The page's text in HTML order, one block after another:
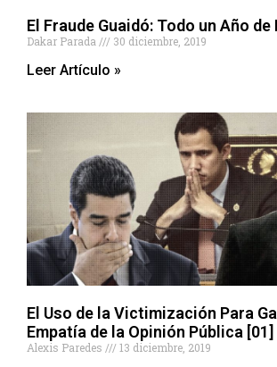
El Fraude Guaidó: Todo un Año de
Dakar Parada 30 diciembre, 2019
Leer Artículo »
El Uso de la Victimización Para
Empatía de la Opinión Pública [01]
Alexis Paredes 13 diciembre, 2019